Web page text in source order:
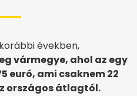
években,
vármegye, ahol az egy
euró, ami csaknem 22
országos átlagtól.